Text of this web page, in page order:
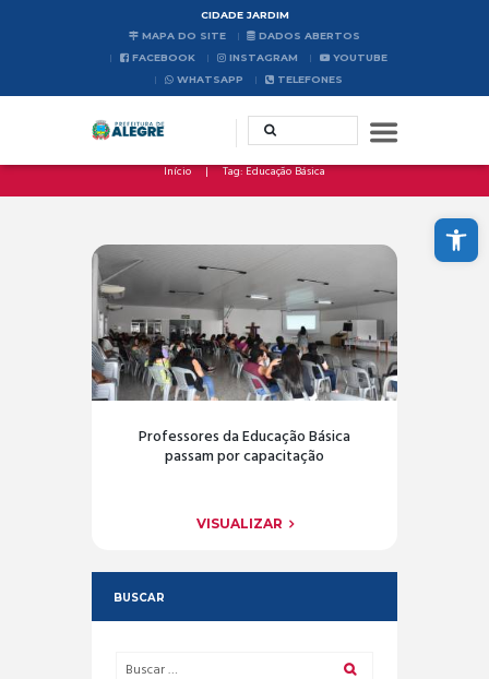
Abrir a barra de ferramentas
CIDADE JARDIM
MAPA DO SITE
DADOS ABERTOS
FACEBOOK
INSTAGRAM
YOUTUBE
WHATSAPP
TELEFONES
Início Tag: Educação Básica
Professores da Educação Básica
passam por capacitação
VISUALIZAR
BUSCAR